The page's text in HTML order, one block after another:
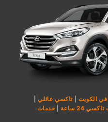
في الكويت |تاكسي عائلي|
24 ساعة
خدمات